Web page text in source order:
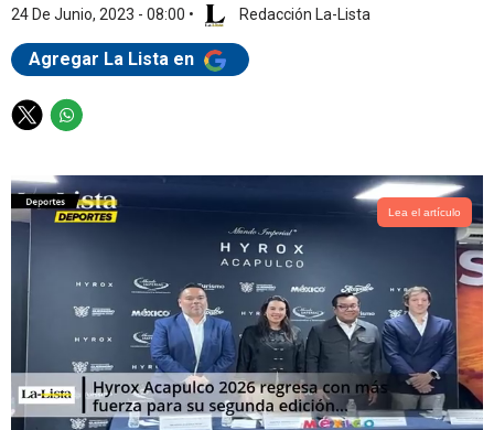
24 De Junio, 2023 - 08:00 • Redacción La-Lista
Agregar La Lista en
T
t
t
e
r
W
a
t
s
Lea el artículo